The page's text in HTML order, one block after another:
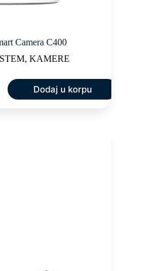
Camera C400
,KAMERE
Dodaj u korpu